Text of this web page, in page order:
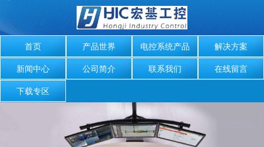
首页 产品世界 电控系统产品
解决方案
新闻中心
公司简介 联系我们
在线留言
下载专区